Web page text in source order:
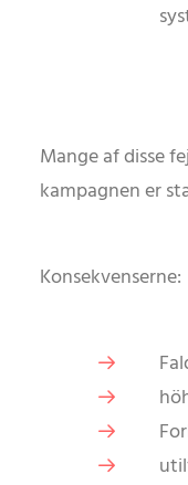
Mange af disse
kampagnen er
Konsekvenserne: